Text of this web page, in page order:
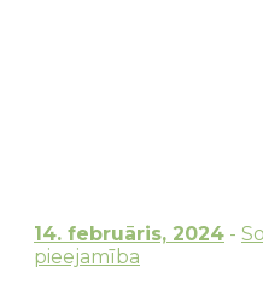
14. februāris, 2024 -
pieejamība